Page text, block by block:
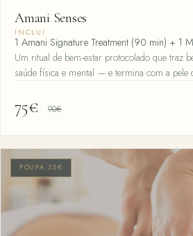
Amani Senses
INCLUI
1 Amani Signature Treatment (90 min) + 1
Um ritual de bem-estar protocolado que traz
saúde física e mental — e termina com a pele
75€ 90€
POUPA 35€